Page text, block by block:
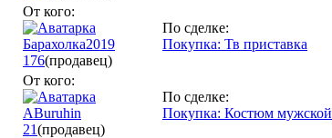
От кого:
Барахолка2019
176(продавец)
По сделке:
Покупка: Тв приставка
От кого:
ABuruhin
21(продавец)
По сделке:
Покупка: Костюм мужской